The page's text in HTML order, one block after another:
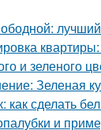
и зеленого
Зеленая
как сделать
и